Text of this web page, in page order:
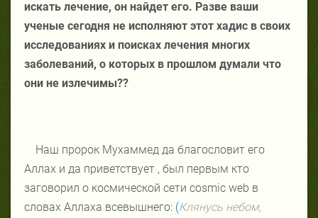
искать лечение, он найдет его. Разве ваши
ученые сегодня не исполняют этот хадис в своих
исследованиях и поисках лечения многих
заболеваний, о которых в прошлом думали что
они не излечимы??
Наш пророк Мухаммед да благословит его
Аллах и да приветствует , был первым кто
заговорил о космической сети cosmic web в
словах Аллаха всевышнего: (Клянусь небом,